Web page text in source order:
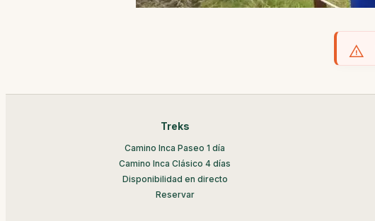
Treks
Camino Inca Paseo 1 día
Camino Inca Clásico 4 días
Disponibilidad en directo
Reservar